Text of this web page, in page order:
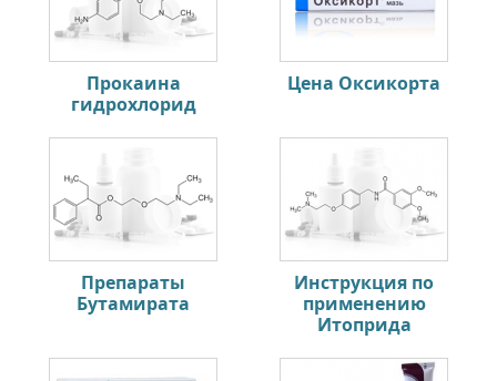
Прокаина
гидрохлорид
Цена Оксикорта
Препараты
Бутамирата
Инструкция по
применению
Итоприда